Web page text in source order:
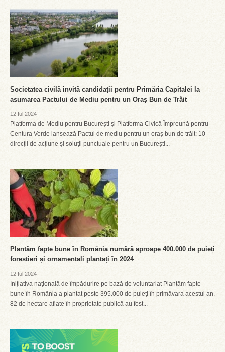
Societatea civilă invită candidații pentru Primăria Capitalei la
asumarea Pactului de Mediu pentru un Oraș Bun de Trăit
12 Iul 2024
Platforma de Mediu pentru București și Platforma Civică Împreună pentru
Centura Verde lansează Pactul de mediu pentru un oraș bun de trăit: 10
direcții de acțiune și soluții punctuale pentru un București...
Plantăm fapte bune în România numără aproape 400.000 de puieți
forestieri și ornamentali plantați în 2024
12 Iul 2024
Inițiativa națională de împădurire pe bază de voluntariat Plantăm fapte
bune în România a plantat peste 395.000 de puieți în primăvara acestui an.
82 de hectare aflate în proprietate publică au fost...